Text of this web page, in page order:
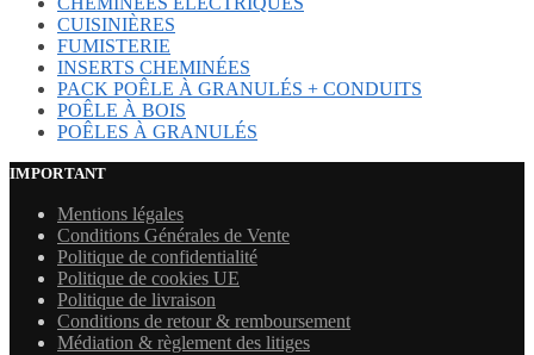
CUISINIÈRES
FUMISTERIE
INSERTS CHEMINÉES
PACK POÊLE À GRANULÉS + CONDUITS
POÊLE À BOIS
POÊLES À GRANULÉS
IMPORTANT
Mentions légales
Conditions Générales de Vente
Politique de confidentialité
Politique de cookies UE
Politique de livraison
Conditions de retour & remboursement
Médiation & règlement des litiges